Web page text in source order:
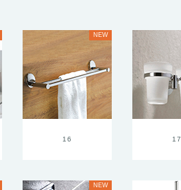
16
NEW
17
NEW